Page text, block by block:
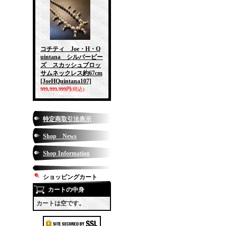
コチティ Joe・H・Q
uintana シルバービー
ズ スカッシュブロッ
サムネックレス約67cm
[JoeHQuintana107]
999,999,999円(税込)
特定商取引法表示
Shop News
Shop Information
ショッピングカート
カートの中身
カートは空です。